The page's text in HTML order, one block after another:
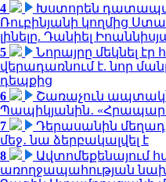
4
Խստորեն
Ռուբինյանի կողմից
լինելը. Դանիել
5
Նորայրը մեկնել
վերադառնում է. նոր
դեպքից
6
Շառաչուն ապտակ՝
Պապիկյանին․
7
Դերասանին
մեջ․ նա ձերբակալվել է
8
Ավտոմեքենայում
առողջապահության